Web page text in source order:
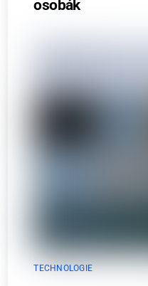
osobák
TECHNOLOGIE